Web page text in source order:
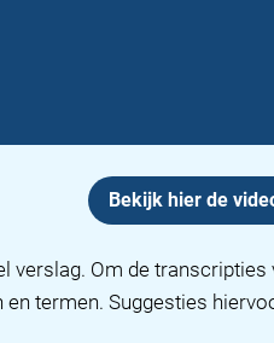
Bekijk hier de
Om de
termen. Suggesties